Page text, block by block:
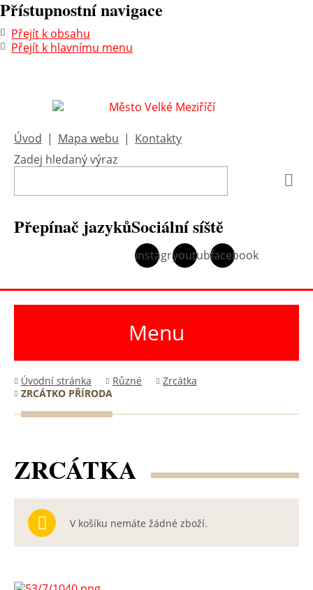
Přístupnostní navigace
Přejít k obsahu
Přejít k hlavnímu menu
Úvod | Mapa webu | Kontakty
Zadej hledaný výraz
Přepínač jazykůSociální síště
instagramyoutubefacebook
Menu
Úvodní stránka Různé
Zrcátka
ZRCÁTKO PŘÍRODA
ZRCÁTKA
V košíku nemáte žádné zboží.